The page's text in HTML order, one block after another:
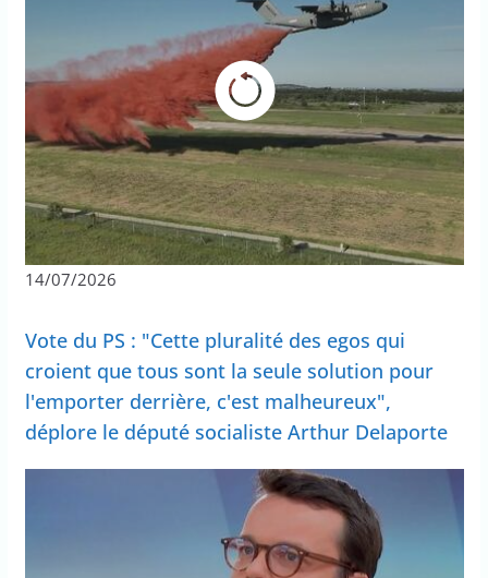
14/07/2026
Vote du PS : "Cette pluralité des egos qui
croient que tous sont la seule solution pour
l'emporter derrière, c'est malheureux",
déplore le député socialiste Arthur Delaporte